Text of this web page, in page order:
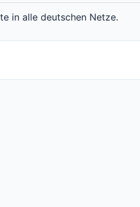
in alle deutschen Netze.